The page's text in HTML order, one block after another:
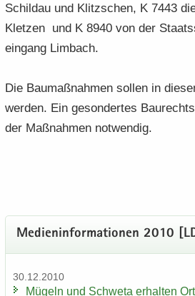
Schildau und Klitz­schen, K 7443
Klet­zen und K 8940 von der
ein­gang Lim­bach.
Die Bau­maß­nah­men sol­len in
wer­den. Ein ge­son­der­tes
der Maß­nah­men not­wen­dig.
Me­di­en­in­for­ma­tio­nen 2010
30.12.2010
Mü­geln und Schwe­ta er­hal­ten